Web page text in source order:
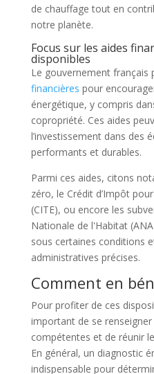
de chauffage tout en
notre planète.
Focus sur les aides
disponibles
Le gouvernement français
financières pour
énergétique, y compris
copropriété. Ces aides
l’investissement dans des
performants et durables.
Parmi ces aides, citons
zéro, le Crédit d’Impôt
(CITE), ou encore les
Nationale de l'Habitat
sous certaines conditions
administratives précises.
Comment en
Pour profiter de ces
important de se
compétentes et de réunir
En général, un diagnostic
indispensable pour